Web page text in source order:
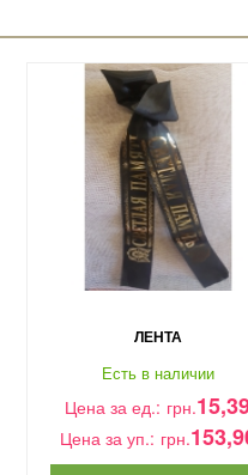
ЛЕНТА
Есть в наличии
Цена за ед.: грн.
Цена за уп.: грн.